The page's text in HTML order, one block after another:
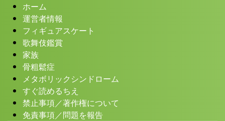
ホーム
運営者情報
フィギュアスケート
歌舞伎鑑賞
家族
骨粗鬆症
メタボリックシンドローム
すぐ読めるちえ
禁止事項／著作権について
免責事項／問題を報告